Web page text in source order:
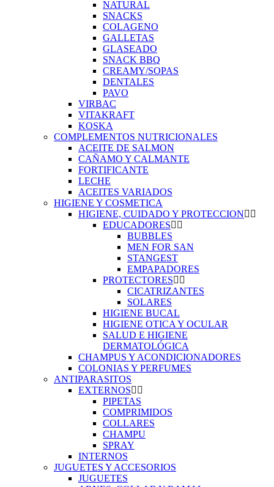
NATURAL
SNACKS
COLAGENO
GALLETAS
GLASEADO
SNACK BBQ
CREAMY/SOPAS
DENTALES
PAVO
VIRBAC
VITAKRAFT
KOSKA
COMPLEMENTOS NUTRICIONALES
ACEITE DE SALMON
CAÑAMO Y CALMANTE
FORTIFICANTE
LECHE
ACEITES VARIADOS
HIGIENE Y COSMETICA
HIGIENE, CUIDADO Y PROTECCION
EDUCADORES
BUBBLES
MEN FOR SAN
STANGEST
EMPAPADORES
PROTECTORES
CICATRIZANTES
SOLARES
HIGIENE BUCAL
HIGIENE OTICA Y OCULAR
SALUD E HIGIENE
DERMATOLÓGICA
CHAMPUS Y ACONDICIONADORES
COLONIAS Y PERFUMES
ANTIPARASITOS
EXTERNOS
PIPETAS
COMPRIMIDOS
COLLARES
CHAMPU
SPRAY
INTERNOS
JUGUETES Y ACCESORIOS
JUGUETES